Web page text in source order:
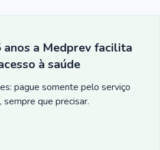
anos a Medprev facilita
à saúde
pague somente pelo serviço
sempre que precisar.